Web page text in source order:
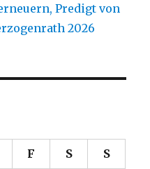
Predigt von
2026
F S S